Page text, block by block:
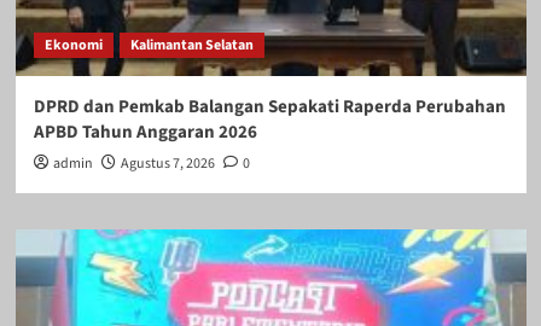
Ekonomi Kalimantan Selatan
DPRD dan Pemkab Balangan Sepakati Raperda Perubahan
APBD Tahun Anggaran 2026
admin Agustus 7, 2026 0